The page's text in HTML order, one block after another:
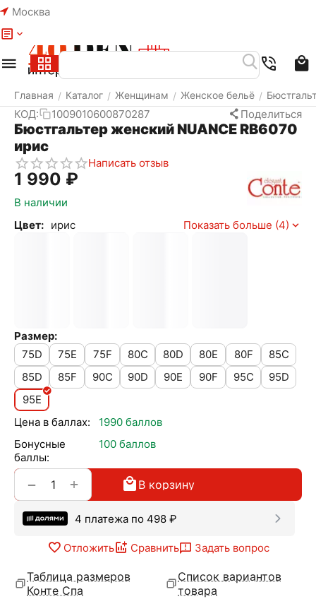
Москва
Главная / Каталог / Женщинам / Женское бельё /
КОД: 1009010600870287 Поделиться
Бюстгальтер женский NUANCE RB6070
ирис
Написать отзыв
1 990 ₽
В наличии
Цвет: ирис Показать больше (4)
Размер:
75D
75E 75F 80C 80D 80E 80F
85C
85D
85F 90C 90D 90E 90F 95C
95D
95E
Цена в баллах:
1990 баллов
Бонусные
баллы:
100 баллов
+
− В корзину
4 платежа по 498 ₽
Отложить Сравнить Задать вопрос
Таблица размеров
Конте Спа
Список вариантов
товара
Меню